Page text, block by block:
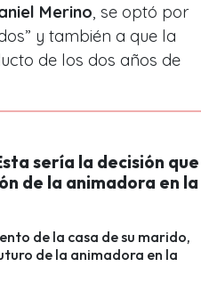
Merino , se optó por
y también a que la
de los dos años de
sería la decisión que
de la animadora en la
de la casa de su marido,
de la animadora en la